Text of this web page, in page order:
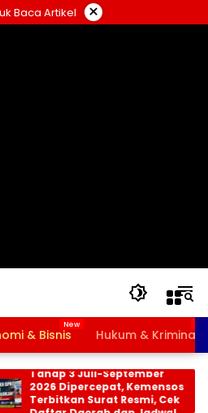
Baca Artikel ×
& Bisnis Hukum & Kriminal
Bansos PKH dan BPNT
Tahap 3 Juli-September
2026 Dipercepat, Kemensos
Terbitkan Surat Resmi, Cek